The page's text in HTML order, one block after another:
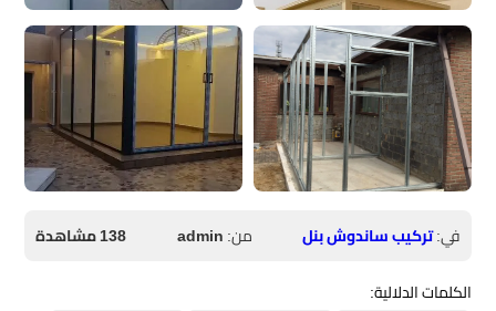
في:تركيب ساندوش بنل من:admin
138 مشاهدة
الكلمات الدلالية: